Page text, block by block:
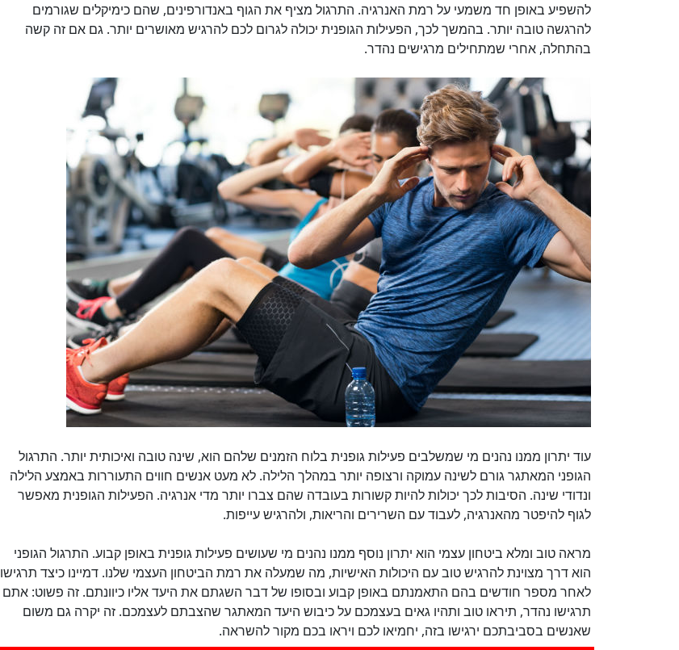
להשפיע באופן חד משמעי על רמת האנרגיה. התרגול מציף את הגוף באנדורפינים, שהם כימיקלים שגורמים
להרגשה טובה יותר. בהמשך לכך, הפעילות הגופנית יכולה לגרום לכם להרגיש מאושרים יותר. גם אם זה קשה
בהתחלה, אחרי שמתחילים מרגישים נהדר.
עוד יתרון ממנו נהנים מי שמשלבים פעילות גופנית בלוח הזמנים שלהם הוא, שינה טובה ואיכותית יותר. התרגול
הגופני המאתגר גורם לשינה עמוקה ורצופה יותר במהלך הלילה. לא מעט אנשים חווים התעוררות באמצע הלילה
ונדודי שינה. הסיבות לכך יכולות להיות קשורות בעובדה שהם צברו יותר מדי אנרגיה. הפעילות הגופנית מאפשר
לגוף להיפטר מהאנרגיה, לעבוד עם השרירים והריאות, ולהרגיש עייפות.
מראה טוב ומלא ביטחון עצמי הוא יתרון נוסף ממנו נהנים מי שעושים פעילות גופנית באופן קבוע. התרגול הגופני
הוא דרך מצוינת להרגיש טוב עם היכולות האישיות, מה שמעלה את רמת הביטחון העצמי שלנו. דמיינו כיצד תרגישו
לאחר מספר חודשים בהם התאמנתם באופן קבוע ובסופו של דבר השגתם את היעד אליו כיוונתם. זה פשוט: אתם
תרגישו נהדר, תיראו טוב ותהיו גאים בעצמכם על כיבוש היעד המאתגר שהצבתם לעצמכם. זה יקרה גם משום
שאנשים בסביבתכם ירגישו בזה, יחמיאו לכם ויראו בכם מקור להשראה.